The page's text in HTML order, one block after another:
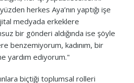
herkes Aya’nın yaptığı işe
medyada erkeklere
bir gönderi aldığında ise şöyle
benzemiyorum, kadınım, bir
yardım ediyorum."
biçtiği toplumsal rolleri